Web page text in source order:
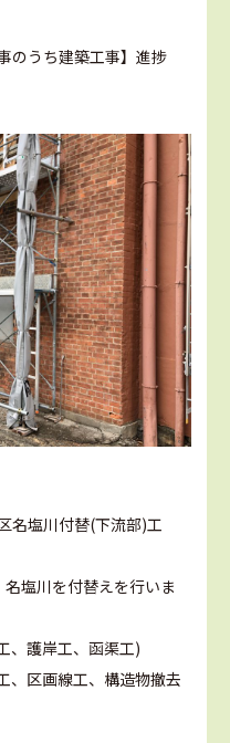
のうち建築工事】進捗
名塩川付替(下流部)工
塩川を付替えを行いま
、護岸工、函渠工)
画線工、構造物撤去